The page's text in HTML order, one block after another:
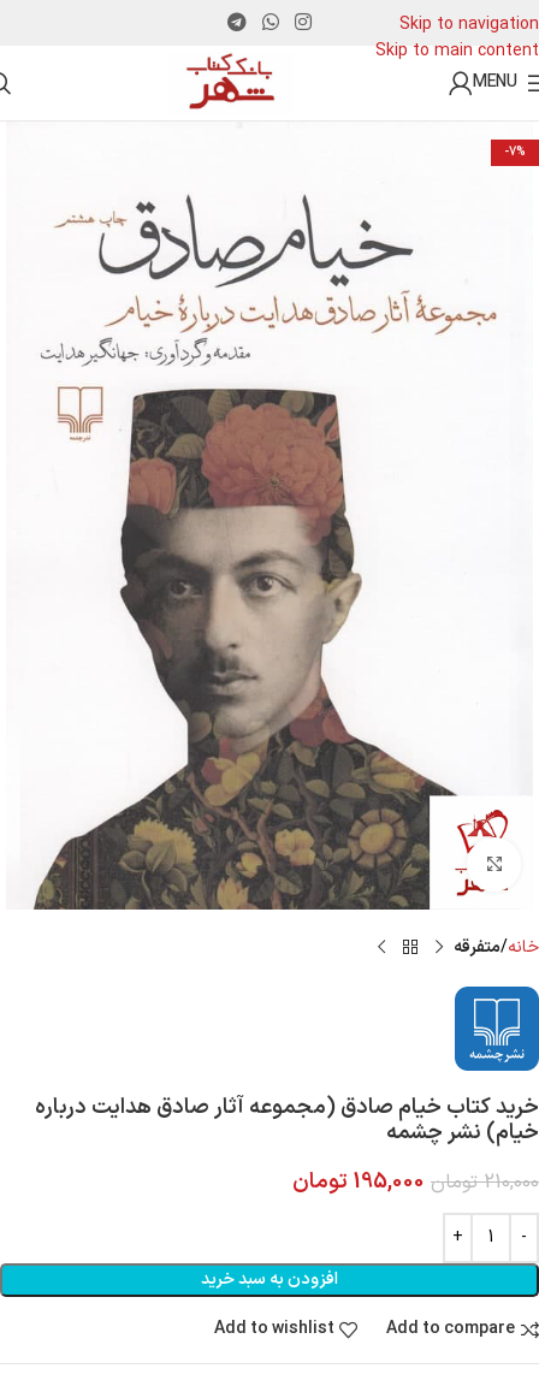
Skip to navigation
Skip to main content
MENU
-7%
Click to enlarge
خانه متفرقه
خرید کتاب خیام صادق (مجموعه آثار صادق هدایت درباره
خیام) نشر چشمه
210,000 تومان 195,000 تومان
افزودن به سبد خرید
Add to compare
Add to wishlist